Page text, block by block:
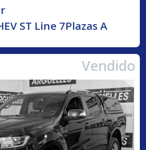
ST Line 7Plazas A
Vendido